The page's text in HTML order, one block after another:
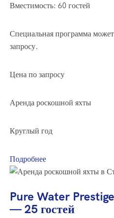
Вместимость: 60 гостей
Специальная программа
запросу.
Цена по запросу
Аренда роскошной яхты
Круглый год
Подробнее
Pure Water
— 25 гостей